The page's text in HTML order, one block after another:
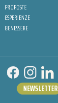
PROPOSTE
ESPERIENZE
BENESSERE
NEWSLETTER